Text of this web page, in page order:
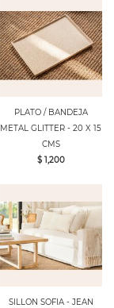
PLATO / BANDEJA
METAL GLITTER - 20 X 15
CMS
$ 1,200
SILLON SOFIA - JEAN